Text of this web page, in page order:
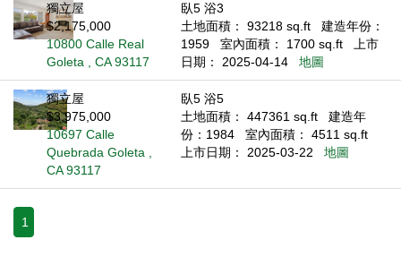
獨立屋
$2,175,000
10800 Calle Real
Goleta , CA 93117
臥5 浴3
土地面積： 93218 sq.ft
建造年份：
1959
室內面積： 1700 sq.ft
上市
日期： 2025-04-14
地圖
獨立屋
$3,975,000
10697 Calle
Quebrada Goleta ,
CA 93117
臥5 浴5
土地面積： 447361 sq.ft
建造年
份：1984
室內面積： 4511 sq.ft
上市日期： 2025-03-22
地圖
1